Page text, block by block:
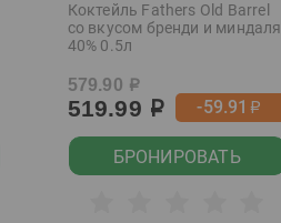
Коктейль Fathers Old Barrel
со вкусом бренди и миндаля
40% 0.5л
579.90 р
519.99 р -59.91 р
БРОНИРОВАТЬ